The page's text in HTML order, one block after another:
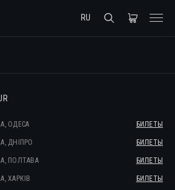
RU
ОДЕСА БИЛЕТЫ
ДНІПРО БИЛЕТЫ
ПОЛТАВА БИЛЕТЫ
ХАРКІВ БИЛЕТЫ